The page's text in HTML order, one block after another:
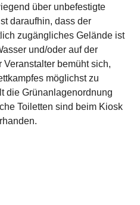
über unbefestigte
daraufhin, dass der
zugängliches Gelände ist
und/oder auf der
Veranstalter bemüht sich,
möglichst zu
die Grünanlagenordnung
Toiletten sind beim Kiosk